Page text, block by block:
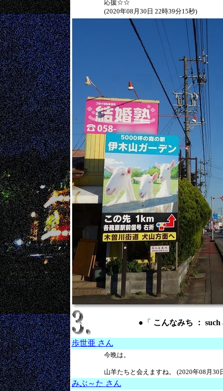
応援☆☆
(2020年08月30日 22時39分15秒)
●「 こんなみち ：
歩世亜 さん
今晩は。
山羊たちと会えますね。 (2020年08月30
みぶ～た さん